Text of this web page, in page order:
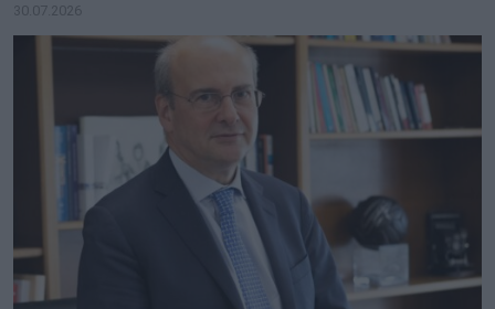
30.07.2026